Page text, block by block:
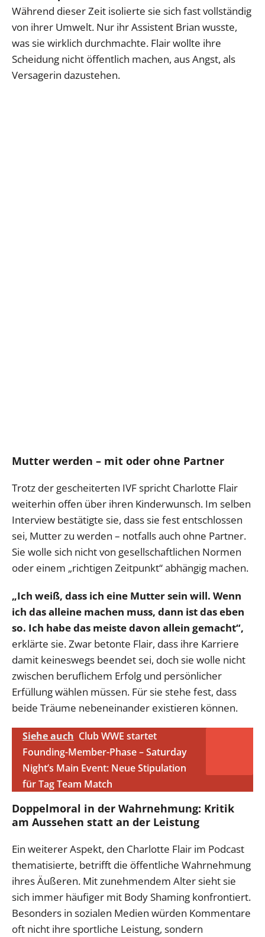
Während dieser Zeit isolierte sie sich fast vollständig
von ihrer Umwelt. Nur ihr Assistent Brian wusste,
was sie wirklich durchmachte. Flair wollte ihre
Scheidung nicht öffentlich machen, aus Angst, als
Versagerin dazustehen.
Mutter werden – mit oder ohne Partner
Trotz der gescheiterten IVF spricht Charlotte Flair
weiterhin offen über ihren Kinderwunsch. Im selben
Interview bestätigte sie, dass sie fest entschlossen
sei, Mutter zu werden – notfalls auch ohne Partner.
Sie wolle sich nicht von gesellschaftlichen Normen
oder einem „richtigen Zeitpunkt“ abhängig machen.
„Ich weiß, dass ich eine Mutter sein will. Wenn
ich das alleine machen muss, dann ist das eben
so. Ich habe das meiste davon allein gemacht“,
erklärte sie. Zwar betonte Flair, dass ihre Karriere
damit keineswegs beendet sei, doch sie wolle nicht
zwischen beruflichem Erfolg und persönlicher
Erfüllung wählen müssen. Für sie stehe fest, dass
beide Träume nebeneinander existieren können.
Siehe auch Club WWE startet
Founding-Member-Phase – Saturday
Night’s Main Event: Neue Stipulation
für Tag Team Match
Doppelmoral in der Wahrnehmung: Kritik
am Aussehen statt an der Leistung
Ein weiterer Aspekt, den Charlotte Flair im Podcast
thematisierte, betrifft die öffentliche Wahrnehmung
ihres Äußeren. Mit zunehmendem Alter sieht sie
sich immer häufiger mit Body Shaming konfrontiert.
Besonders in sozialen Medien würden Kommentare
oft nicht ihre sportliche Leistung, sondern